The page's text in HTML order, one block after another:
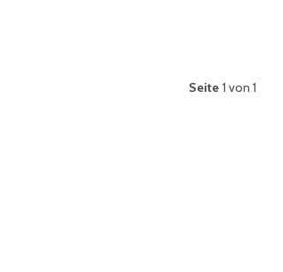
Seite 1 von 1